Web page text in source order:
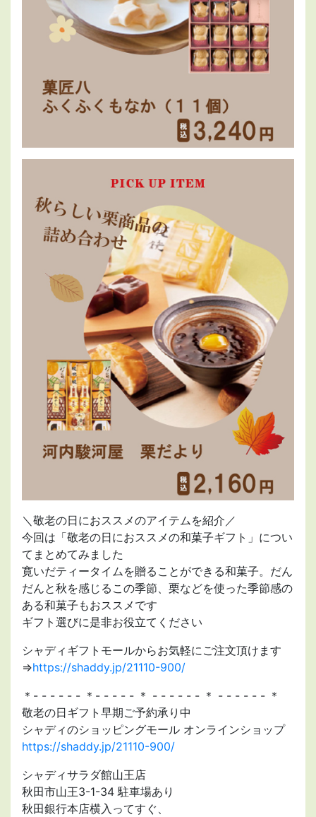
＼敬老の日におススメのアイテムを紹介／
今回は「敬老の日におススメの和菓子ギフト」につい
てまとめてみました
寛いだティータイムを贈ることができる和菓子。だん
だんと秋を感じるこの季節、栗などを使った季節感の
ある和菓子もおススメです
ギフト選びに是非お役立てください
シャディギフトモールからお気軽にご注文頂けます
⇒https://shaddy.jp/21110-900/
＊- - - - - - ＊- - - - - ＊ - - - - - - ＊ - - - - - - ＊
敬老の日ギフト早期ご予約承り中
シャディのショッピングモール オンラインショップ
https://shaddy.jp/21110-900/
シャディサラダ館山王店
秋田市山王3-1-34 駐車場あり
秋田銀行本店横入ってすぐ、